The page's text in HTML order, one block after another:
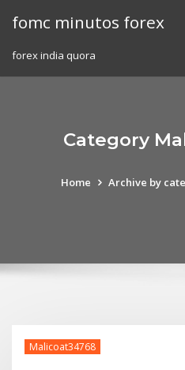
fomc minutos forex
forex india quora
Category
Home Archive by
Malicoat34768